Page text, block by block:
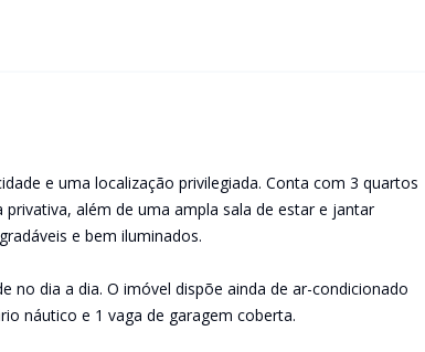
e uma localização privilegiada. Conta com 3 quartos
além de uma ampla sala de estar e jantar
e bem iluminados.
no dia a dia. O imóvel dispõe ainda de ar-condicionado
náutico e 1 vaga de garagem coberta.